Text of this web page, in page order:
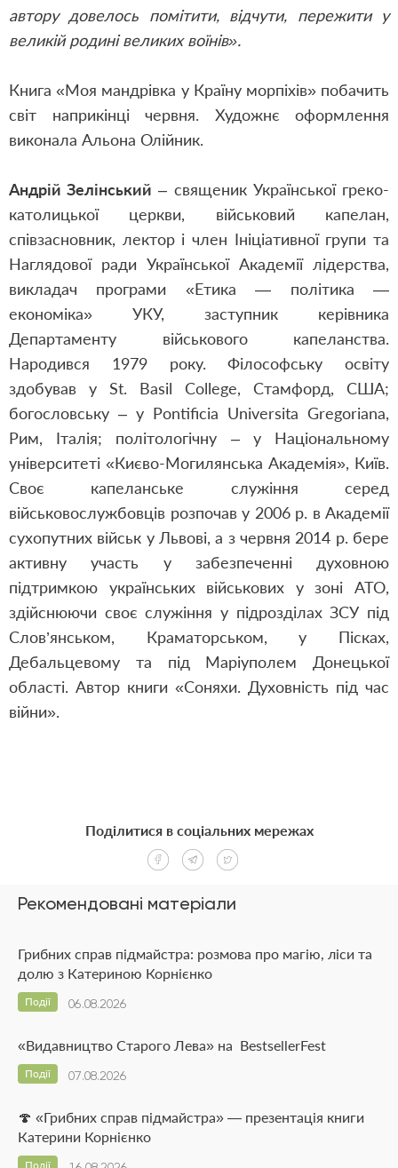
автору довелось помітити, відчути, пережити у
великій родині великих воїнів».
Книга «Моя мандрiвка у Країну морпіхів» побачить
світ наприкінці червня. Художнє оформлення
виконала Альона Олійник.
Андрій Зелінський – священик Української греко-
католицької церкви, військовий капелан,
співзасновник, лектор і член Ініціативної групи та
Наглядової ради Української Академії лідерства,
викладач програми «Етика — політика —
економіка» УКУ, заступник керівника
Департаменту військового капеланства.
Народився 1979 року. Філософську освіту
здобував у St. Basil College, Стамфорд, США;
богословську – у Pontificia Universita Gregoriana,
Рим, Італія; політологічну – у Національному
університеті «Києво-Могилянська Академія», Київ.
Своє капеланське служіння серед
військовослужбовців розпочав у 2006 р. в Академії
сухопутних військ у Львові, а з червня 2014 р. бере
активну участь у забезпеченні духовною
підтримкою українських військових у зоні АТО,
здійснюючи своє служіння у підрозділах ЗСУ під
Слов’янськом, Краматорськом, у Пісках,
Дебальцевому та під Маріуполем Донецької
області. Автор книги «Соняхи. Духовність під час
війни».
Рекомендовані матеріали
Грибних справ підмайстра: розмова про магію, ліси та
долю з Катериною Корнієнко
06.08.2026
Події
«Видавництво Старого Лева» на BestsellerFest
07.08.2026
Події
🍄 «Грибних справ підмайстра» — презентація книги
Катерини Корнієнко
Події
Поділитися в соціальних мережах